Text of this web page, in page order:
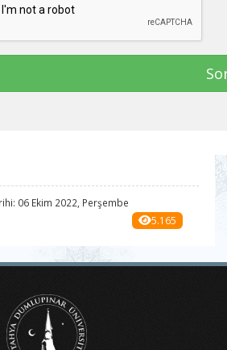
06 Ekim 2022, Perşembe
5.165